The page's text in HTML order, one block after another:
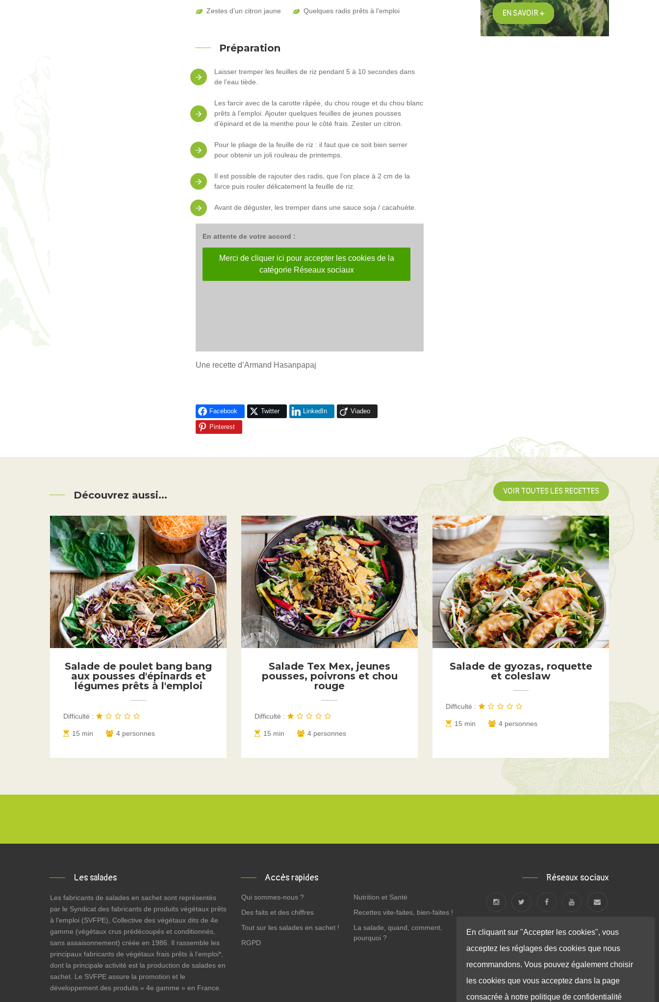
Zestes d’un citron jaune
Quelques radis prêts à l’emploi
Préparation
Laisser tremper les feuilles de riz pendant 5 à 10 secondes dans
de l’eau tiède.
Les farcir avec de la carotte râpée, du chou rouge et du chou blanc
prêts à l’emploi. Ajouter quelques feuilles de jeunes pousses
d’épinard et de la menthe pour le côté frais. Zester un citron.
Pour le pliage de la feuille de riz : il faut que ce soit bien serrer
pour obtenir un joli rouleau de printemps.
Il est possible de rajouter des radis, que l’on place à 2 cm de la
farce puis rouler délicatement la feuille de riz.
Avant de déguster, les tremper dans une sauce soja / cacahuète.
En attente de votre accord :
Merci de cliquer ici pour accepter les cookies de la
catégorie Réseaux sociaux
Une recette d’Armand Hasanpapaj
Facebook Twitter LinkedIn Viadeo
Pinterest
EN SAVOIR +
Découvrez aussi... VOIR TOUTES LES RECETTES
Salade de poulet bang bang
aux pousses d'épinards et
légumes prêts à l'emploi
Difficulté :
15 min 4 personnes
Salade Tex Mex, jeunes
pousses, poivrons et chou
rouge
Difficulté :
15 min 4 personnes
Salade de gyozas, roquette
et coleslaw
Difficulté :
15 min 4 personnes
Les salades
Les fabricants de salades en sachet sont représentés
par le Syndicat des fabricants de produits végétaux prêts
à l’emploi (SVFPE), Collective des végétaux dits de 4e
gamme (végétaux crus prédécoupés et conditionnés,
sans assaisonnement) créée en 1986. Il rassemble les
principaux fabricants de végétaux frais prêts à l’emploi*,
dont la principale activité est la production de salades en
sachet. Le SVFPE assure la promotion et le
développement des produits « 4e gamme » en France.
Accès rapides
Qui sommes-nous ?
Des faits et des chiffres
Tout sur les salades en sachet !
RGPD
Nutrition et Santé
Recettes vite-faites, bien-faites !
La salade, quand, comment,
pourquoi ?
Réseaux sociaux
En cliquant sur "Accepter les cookies", vous
acceptez les réglages des cookies que nous
recommandons. Vous pouvez également choisir
les cookies que vous acceptez dans la page
consacrée à notre politique de confidentialité